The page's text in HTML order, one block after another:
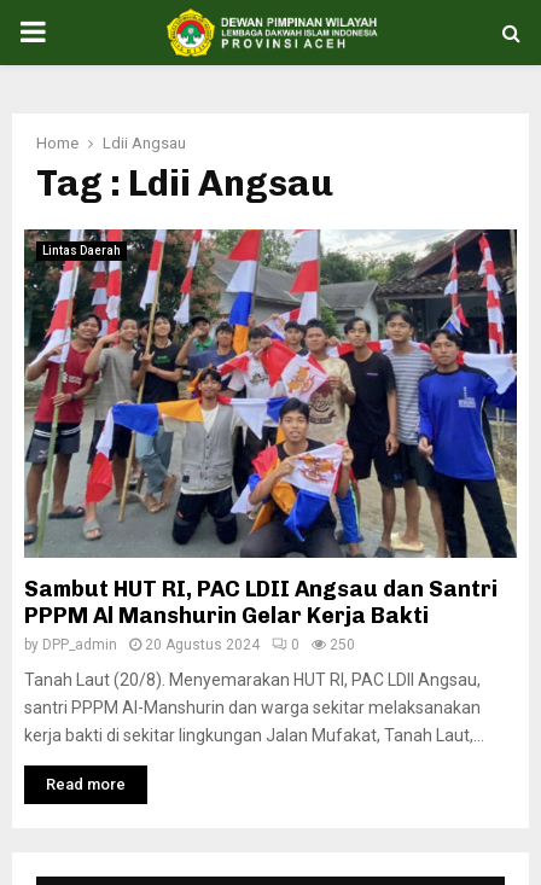
PRIMARY
Home Ldii Angsau
Tag : Ldii Angsau
Lintas Daerah
Sambut HUT RI, PAC LDII Angsau dan Santri
PPPM Al Manshurin Gelar Kerja Bakti
by DPP_admin 20 Agustus 2024 0 250
Tanah Laut (20/8). Menyemarakan HUT RI, PAC LDII Angsau,
santri PPPM Al-Manshurin dan warga sekitar melaksanakan
kerja bakti di sekitar lingkungan Jalan Mufakat, Tanah Laut,...
Read more